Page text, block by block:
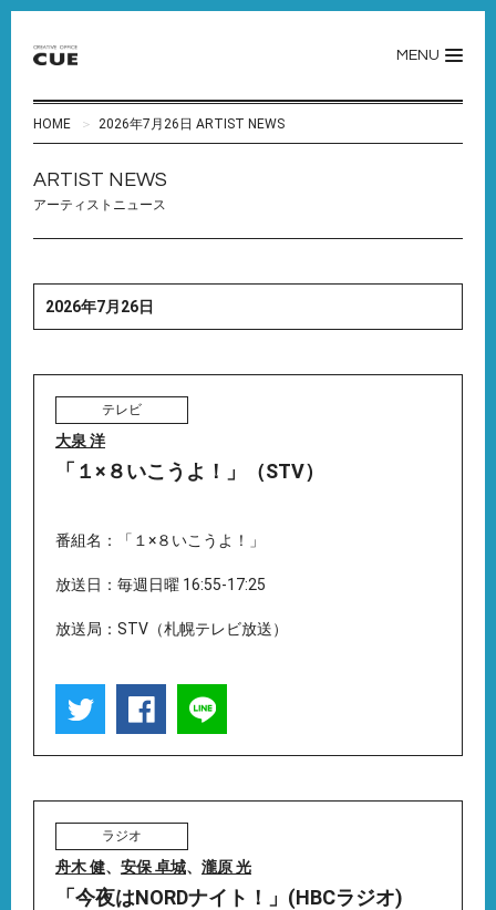
MENU
HOME 2026年7月26日 ARTIST NEWS
ARTIST NEWS
アーティストニュース
2026年7月26日
テレビ
大泉 洋
「１×８いこうよ！」（STV）
番組名：「１×８いこうよ！」
放送日：毎週日曜 16:55-17:25
放送局：STV（札幌テレビ放送）
ラジオ
舟木 健、 安保 卓城、 瀧原 光
「今夜はNORDナイト！」(HBCラジオ)